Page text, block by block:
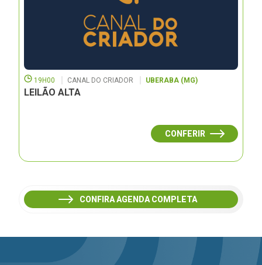
19H00 CANAL DO CRIADOR UBERABA (MG)
LEILÃO ALTA
CONFERIR
CONFIRA AGENDA COMPLETA